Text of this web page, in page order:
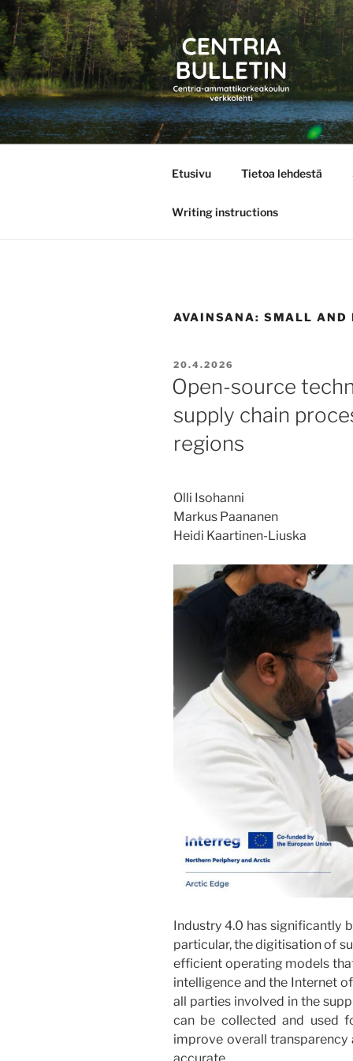
Siirry
sisältöön
CENTRIA
Etusivu Tietoa lehdestä
Writing instructions
AVAINSANA: SMALL AND
JULKAISTU
20.4.2026
Open-source
supply chain
regions
Olli Isohanni
Markus Paananen
Heidi Kaartinen-Liuska
Industry 4.0 has significantly
particular, the digitisation of
efficient operating models
intelligence and the Internet
all parties involved in the
can be collected and used
improve overall